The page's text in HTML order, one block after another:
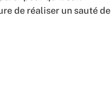
de réaliser un sauté de